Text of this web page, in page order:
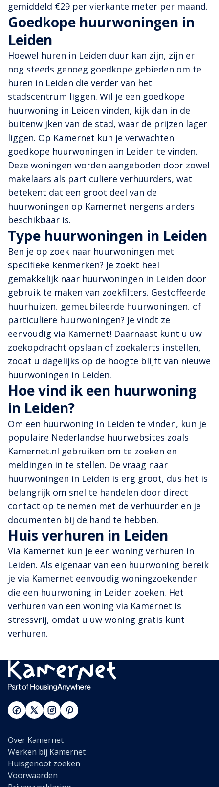
gemiddeld €29 per vierkante meter per maand.
Goedkope huurwoningen in
Leiden
Hoewel huren in Leiden duur kan zijn, zijn er
nog steeds genoeg goedkope gebieden om te
huren in Leiden die verder van het
stadscentrum liggen. Wil je een goedkope
huurwoning in Leiden vinden, kijk dan in de
buitenwijken van de stad, waar de prijzen lager
liggen. Op Kamernet kun je verwachten
goedkope huurwoningen in Leiden te vinden.
Deze woningen worden aangeboden door zowel
makelaars als particuliere verhuurders, wat
betekent dat een groot deel van de
huurwoningen op Kamernet nergens anders
beschikbaar is.
Type huurwoningen in Leiden
Ben je op zoek naar huurwoningen met
specifieke kenmerken? Je zoekt heel
gemakkelijk naar huurwoningen in Leiden door
gebruik te maken van zoekfilters. Gestoffeerde
huurhuizen, gemeubileerde huurwoningen, of
particuliere huurwoningen? Je vindt ze
eenvoudig via Kamernet! Daarnaast kunt u uw
zoekopdracht opslaan of zoekalerts instellen,
zodat u dagelijks op de hoogte blijft van nieuwe
huurwoningen in Leiden.
Hoe vind ik een huurwoning
in Leiden?
Om een huurwoning in Leiden te vinden, kun je
populaire Nederlandse huurwebsites zoals
Kamernet.nl gebruiken om te zoeken en
meldingen in te stellen. De vraag naar
huurwoningen in Leiden is erg groot, dus het is
belangrijk om snel te handelen door direct
contact op te nemen met de verhuurder en je
documenten bij de hand te hebben.
Huis verhuren in Leiden
Via Kamernet kun je een woning verhuren in
Leiden. Als eigenaar van een huurwoning bereik
je via Kamernet eenvoudig woningzoekenden
die een huurwoning in Leiden zoeken. Het
verhuren van een woning via Kamernet is
stressvrij, omdat u uw woning gratis kunt
verhuren.
Over Kamernet
Werken bij Kamernet
Huisgenoot zoeken
Voorwaarden